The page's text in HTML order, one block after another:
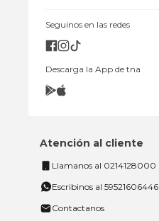
Seguinos en las redes
Descarga la App de tna
Atención al cliente
Llamanos al 0214128000
Escribinos al 59521606446
Contactanos